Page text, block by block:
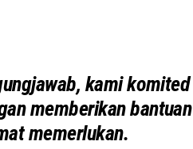
kami komited
memberikan bantuan
memerlukan.